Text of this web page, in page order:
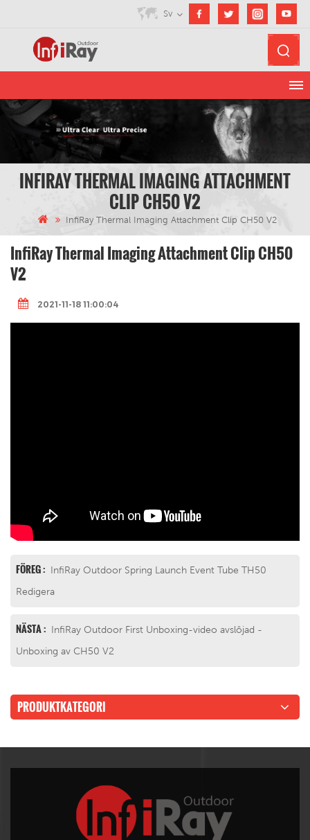
Sv
INFIRAY THERMAL IMAGING ATTACHMENT
CLIP CH50 V2
InfiRay Thermal Imaging Attachment Clip CH50 V2
InfiRay Thermal Imaging Attachment Clip CH50
V2
2021-11-18 11:00:04
FÖREG : InfiRay Outdoor Spring Launch Event Tube TH50
Redigera
NÄSTA : InfiRay Outdoor First Unboxing-video avslöjad -
Unboxing av CH50 V2
PRODUKTKATEGORI